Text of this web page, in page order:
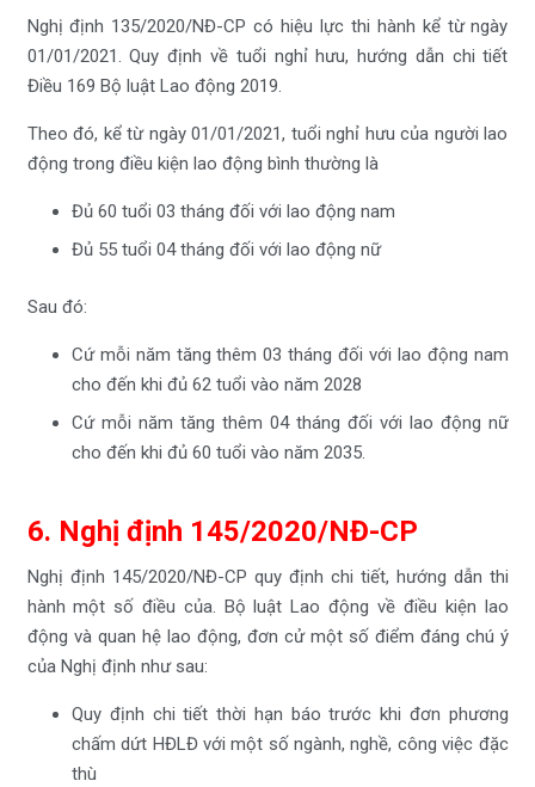
Nghị định 135/2020/NĐ-CP có hiệu lực thi hành kể từ ngày
01/01/2021. Quy định về tuổi nghỉ hưu, hướng dẫn chi tiết
Điều 169 Bộ luật Lao động 2019.
Theo đó, kể từ ngày 01/01/2021, tuổi nghỉ hưu của người lao
động trong điều kiện lao động bình thường là
Đủ 60 tuổi 03 tháng đối với lao động nam
Đủ 55 tuổi 04 tháng đối với lao động nữ
Sau đó:
Cứ mỗi năm tăng thêm 03 tháng đối với lao động nam
cho đến khi đủ 62 tuổi vào năm 2028
Cứ mỗi năm tăng thêm 04 tháng đối với lao động nữ
cho đến khi đủ 60 tuổi vào năm 2035.
6. Nghị định 145/2020/NĐ-CP
Nghị định 145/2020/NĐ-CP quy định chi tiết, hướng dẫn thi
hành một số điều của. Bộ luật Lao động về điều kiện lao
động và quan hệ lao động, đơn cử một số điểm đáng chú ý
của Nghị định như sau:
Quy định chi tiết thời hạn báo trước khi đơn phương
chấm dứt HĐLĐ với một số ngành, nghề, công việc đặc
thù